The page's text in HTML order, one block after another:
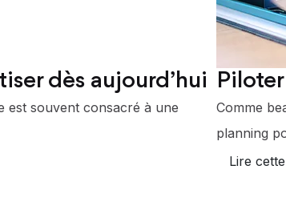
dès aujourd’hui
est souvent consacré à une
Comme
planning
Lire